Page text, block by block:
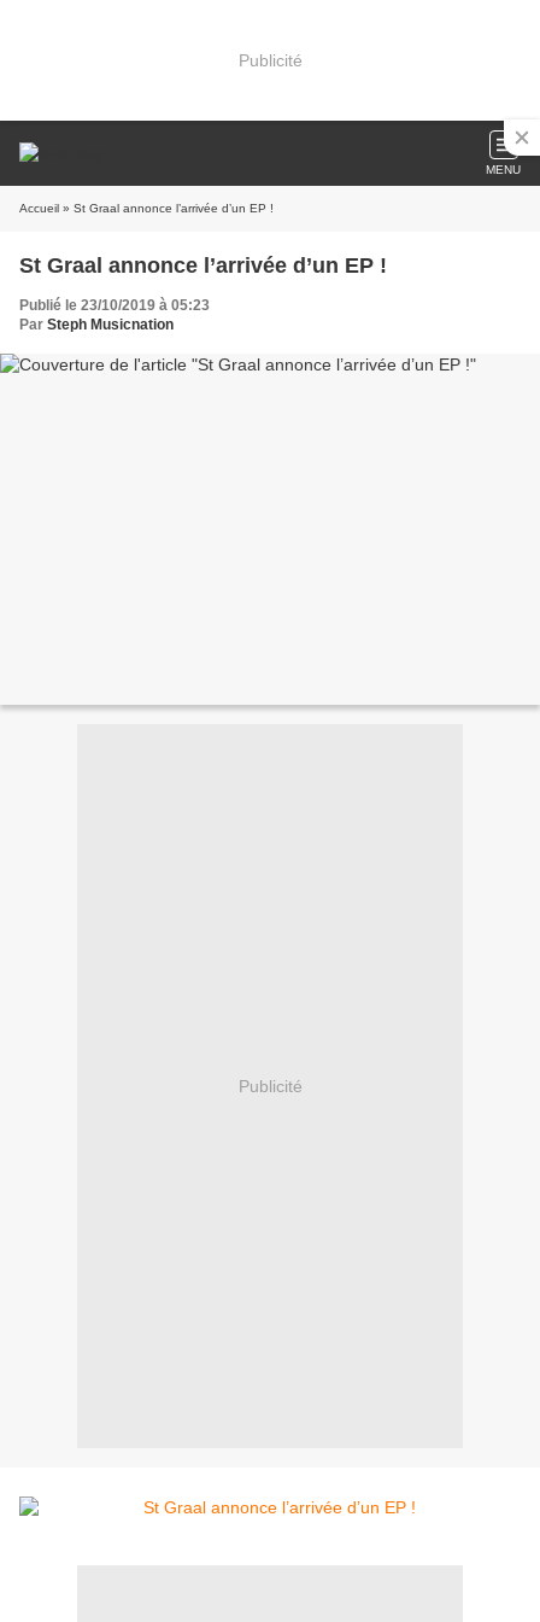
Publicité
MENU
Accueil » St Graal annonce l’arrivée d’un EP !
St Graal annonce l’arrivée d’un EP !
Publié le 23/10/2019 à 05:23
Par Steph Musicnation
Publicité